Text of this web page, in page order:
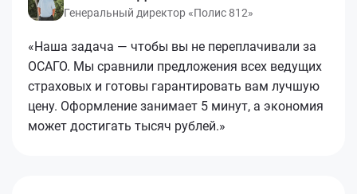
Генеральный директор «Полис 812»
«Наша задача — чтобы вы не переплачивали за
ОСАГО. Мы сравнили предложения всех ведущих
страховых и готовы гарантировать вам лучшую
цену. Оформление занимает 5 минут, а экономия
может достигать тысяч рублей.»